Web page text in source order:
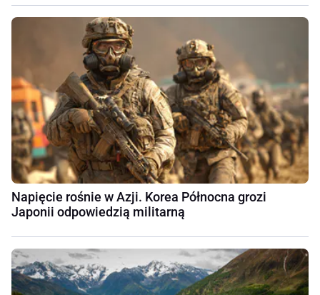
Napięcie rośnie w Azji. Korea Północna grozi
Japonii odpowiedzią militarną